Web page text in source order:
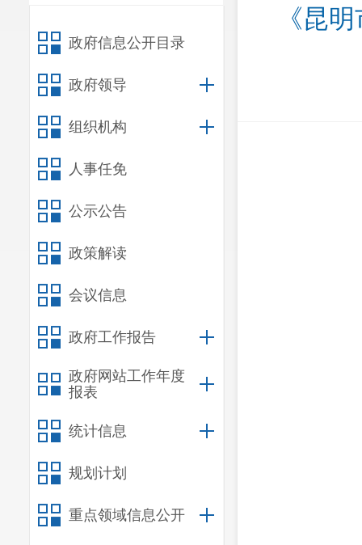
政府信息公开目录
政府领导
组织机构
人事任免
公示公告
政策解读
会议信息
政府工作报告
政府网站工作年度
报表
统计信息
规划计划
重点领域信息公开
《昆